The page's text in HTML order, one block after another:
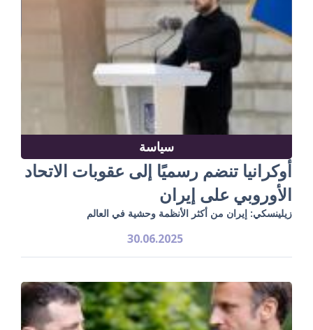
سياسة
أوكرانيا تنضم رسميًا إلى عقوبات الاتحاد
الأوروبي على إيران
زيلينسكي: إيران من أكثر الأنظمة وحشية في العالم
30.06.2025